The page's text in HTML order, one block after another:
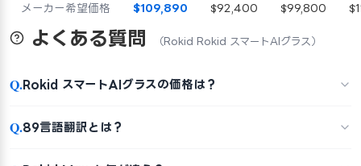
メーカー希望価格 $109,890 $92,400 $99,800
よくある質問 （Rokid Rokid スマートAIグラス）
Q.Rokid スマートAIグラスの価格は？
Q.89言語翻訳とは？